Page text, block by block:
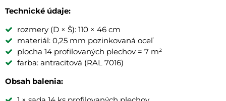
Technické údaje:
rozmery (D × Š): 110 × 46 cm
materiál: 0,25 mm pozinkovaná oceľ
plocha 14 profilovaných plechov = 7 m²
farba: antracitová (RAL 7016)
Obsah balenia: